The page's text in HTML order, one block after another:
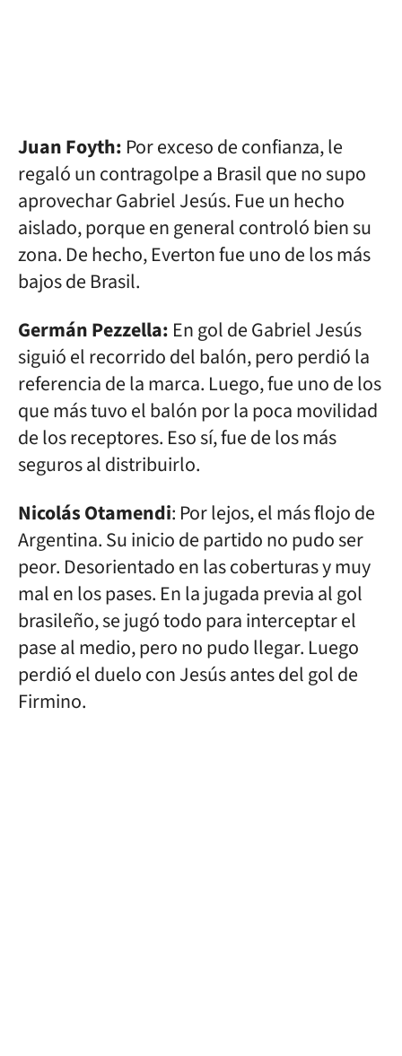
Juan Foyth: Por exceso de confianza, le
regaló un contragolpe a Brasil que no supo
aprovechar Gabriel Jesús. Fue un hecho
aislado, porque en general controló bien su
zona. De hecho, Everton fue uno de los más
bajos de Brasil.
Germán Pezzella: En gol de Gabriel Jesús
siguió el recorrido del balón, pero perdió la
referencia de la marca. Luego, fue uno de los
que más tuvo el balón por la poca movilidad
de los receptores. Eso sí, fue de los más
seguros al distribuirlo.
Nicolás Otamendi: Por lejos, el más flojo de
Argentina. Su inicio de partido no pudo ser
peor. Desorientado en las coberturas y muy
mal en los pases. En la jugada previa al gol
brasileño, se jugó todo para interceptar el
pase al medio, pero no pudo llegar. Luego
perdió el duelo con Jesús antes del gol de
Firmino.